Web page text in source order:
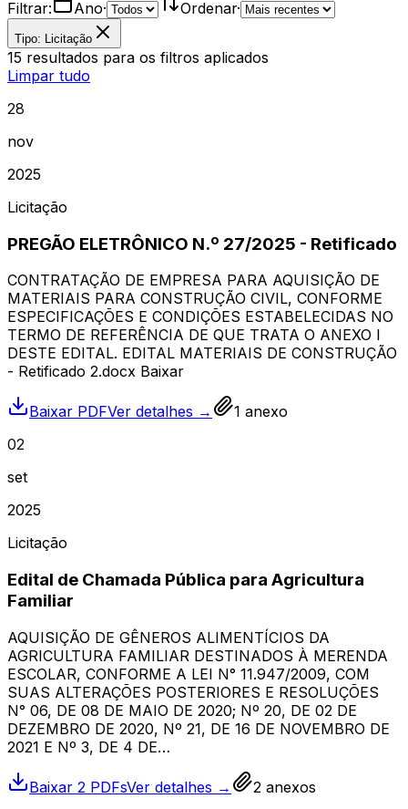
Filtrar: Ano· Ordenar·
Tipo: Licitação
15 resultados para os filtros aplicados
Limpar tudo
28
nov
2025
Licitação
PREGÃO ELETRÔNICO N.º 27/2025 - Retificado
CONTRATAÇÃO DE EMPRESA PARA AQUISIÇÃO DE
MATERIAIS PARA CONSTRUÇÃO CIVIL, CONFORME
ESPECIFICAÇÕES E CONDIÇÕES ESTABELECIDAS NO
TERMO DE REFERÊNCIA DE QUE TRATA O ANEXO I
DESTE EDITAL. EDITAL MATERIAIS DE CONSTRUÇÃO
- Retificado 2.docx Baixar
Baixar PDFVer detalhes → 1 anexo
02
set
2025
Licitação
Edital de Chamada Pública para Agricultura
Familiar
AQUISIÇÃO DE GÊNEROS ALIMENTÍCIOS DA
AGRICULTURA FAMILIAR DESTINADOS À MERENDA
ESCOLAR, CONFORME A LEI N° 11.947/2009, COM
SUAS ALTERAÇÕES POSTERIORES E RESOLUÇÕES
N° 06, DE 08 DE MAIO DE 2020; Nº 20, DE 02 DE
DEZEMBRO DE 2020, Nº 21, DE 16 DE NOVEMBRO DE
2021 E Nº 3, DE 4 DE…
Baixar 2 PDFsVer detalhes → 2 anexos